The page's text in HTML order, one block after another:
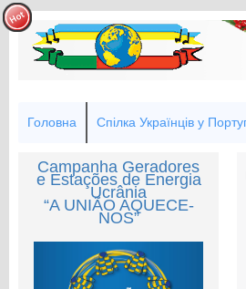
Головна Спілка Українців у
Campanha Geradores
e Estações de Energia
Ucrânia
“A UNIÃO AQUECE-
NOS”